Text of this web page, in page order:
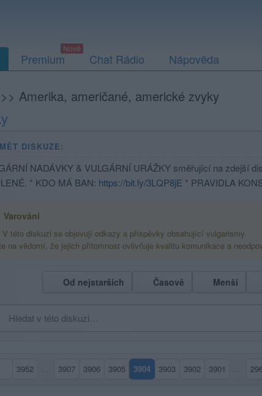
Premium Chat Rádio Nápověda
>> Amerika, američané, americké zvyky
DISKUZE:
NADÁVKY & VULGÁRNÍ URÁŽKY směřující na zdejší
* KDO MÁ BAN: https://bit.ly/3LQP8jE * PRAVIDLA
Varování
V této diskuzi se objevují odkazy a příspěvky obsahující vulgarismy.
na vědomí, že jejich přítomnost ovlivňuje kvalitu komunikace a
Od nejstarších Časově Menší
3952 3907 3906 3905 3904(aktuální strana)
3903 3902 3901